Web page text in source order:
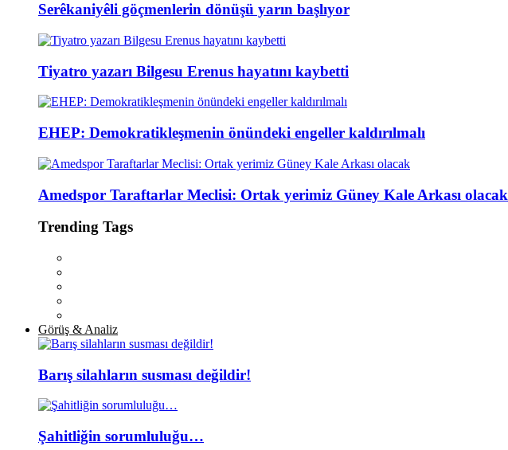
Serêkaniyêli göçmenlerin dönüşü yarın başlıyor
Tiyatro yazarı Bilgesu Erenus hayatını kaybetti
EHEP: Demokratikleşmenin önündeki engeller kaldırılmalı
Amedspor Taraftarlar Meclisi: Ortak yerimiz Güney Kale Arkası olacak
Trending Tags
Görüş & Analiz
Barış silahların susması değildir!
Şahitliğin sorumluluğu…